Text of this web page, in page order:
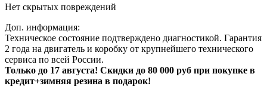
Нет скрытых повреждений
Доп. информация:
Техническое состояние подтверждено диагностикой. Гарантия
2 года на двигатель и коробку от крупнейшего технического
сервиса по всей России.
Только до 17 августа! Скидки до 80 000 руб при покупке в
кредит+зимняя резина в подарок!